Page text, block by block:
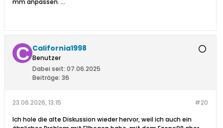
mm anpassen. ...
California1998
Benutzer
Dabei seit: 07.06.2025
Beiträge: 36
#20
23.06.2026, 13:15
Ich hole die alte Diskussion wieder hervor, weil ich auch ein